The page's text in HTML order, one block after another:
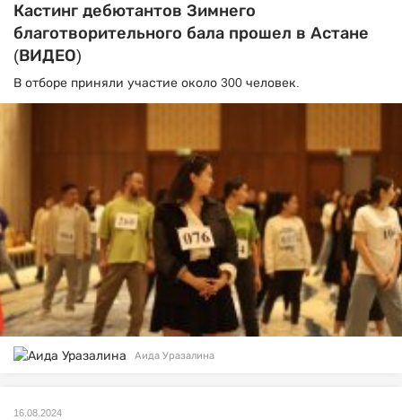
Кастинг дебютантов Зимнего
благотворительного бала прошел в Астане
(ВИДЕО)
В отборе приняли участие около 300 человек.
Аида Уразалина
16.08.2024